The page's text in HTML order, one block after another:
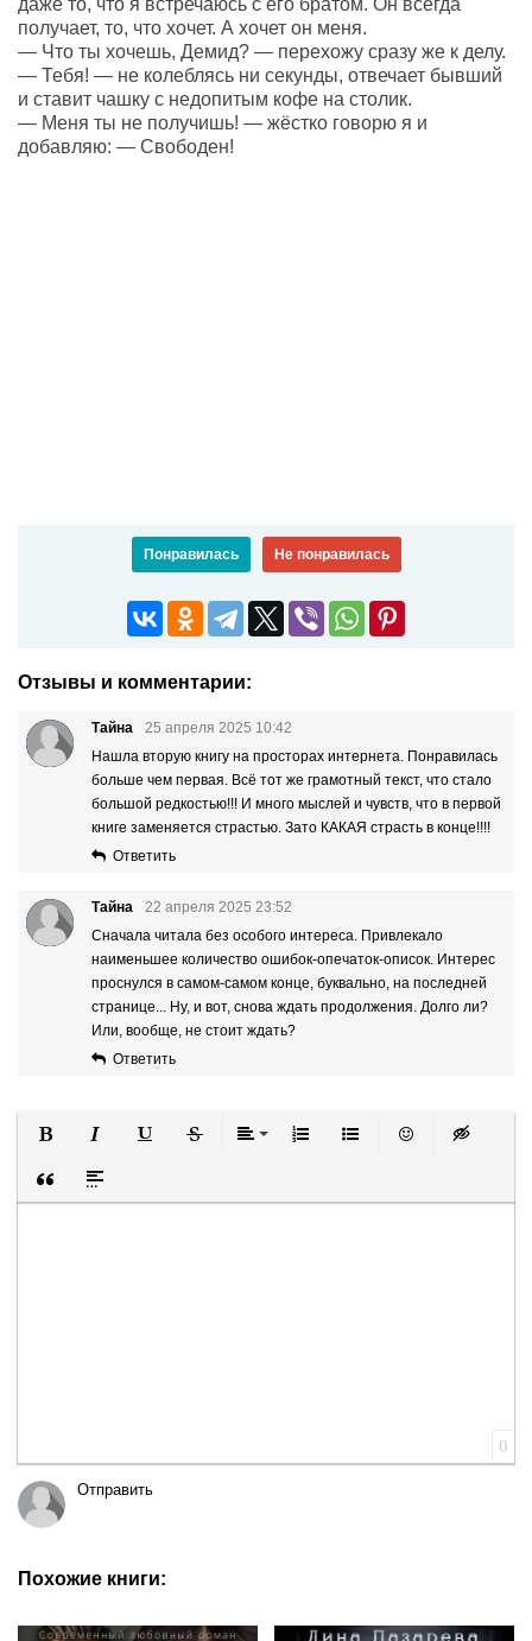
получает, то, что хочет. А хочет он меня.
— Что ты хочешь, Демид? — перехожу сразу же к делу.
— Тебя! — не колеблясь ни секунды, отвечает бывший
и ставит чашку с недопитым кофе на столик.
— Меня ты не получишь! — жёстко говорю я и
добавляю: — Свободен!
Понравилась Не понравилась
Отзывы и комментарии:
Тайна
25 апреля 2025 10:42
Нашла вторую книгу на просторах интернета. Понравилась
больше чем первая. Всё тот же грамотный текст, что стало
большой редкостью!!! И много мыслей и чувств, что в первой
книге заменяется страстью. Зато КАКАЯ страсть в конце!!!!
Ответить
Тайна
22 апреля 2025 23:52
Сначала читала без особого интереса. Привлекало
наименьшее количество ошибок-опечаток-описок. Интерес
проснулся в самом-самом конце, буквально, на последней
странице... Ну, и вот, снова ждать продолжения. Долго ли?
Или, вообще, не стоит ждать?
Ответить
Вставка цитаты
Вставка спойлера
0
Отправить
Похожие книги: